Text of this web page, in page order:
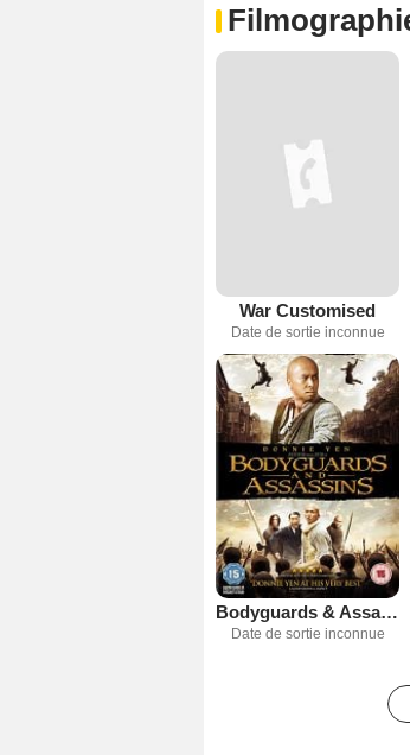
War Customised
Date de sortie inconnue
Bodyguards & Assassins
Date de sortie inconnue